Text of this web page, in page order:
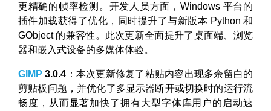
更精确的帧率检测。开发人员方面，Windows 平台的
插件加载获得了优化，同时提升了与新版本 Python 和
GObject 的兼容性。此次更新全面提升了桌面端、浏览
器和嵌入式设备的多媒体体验。
GIMP 3.0.4 ：本次更新修复了粘贴内容出现多余留白的
剪贴板问题，并优化了多显示器断开或切换时的运行流
畅度，从而显著加快了拥有大型字体库用户的启动速